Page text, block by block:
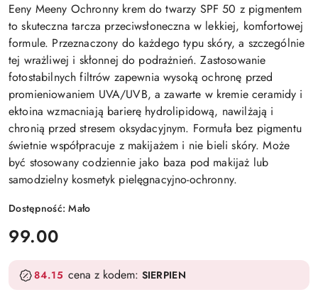
Eeny Meeny Ochronny krem do twarzy SPF 50 z pigmentem
to skuteczna tarcza przeciwsłoneczna w lekkiej, komfortowej
formule. Przeznaczony do każdego typu skóry, a szczególnie
tej wrażliwej i skłonnej do podrażnień. Zastosowanie
fotostabilnych filtrów zapewnia wysoką ochronę przed
promieniowaniem UVA/UVB, a zawarte w kremie ceramidy i
ektoina wzmacniają barierę hydrolipidową, nawilżają i
chronią przed stresem oksydacyjnym. Formuła bez pigmentu
świetnie współpracuje z makijażem i nie bieli skóry. Może
być stosowany codziennie jako baza pod makijaż lub
samodzielny kosmetyk pielęgnacyjno-ochronny.
Dostępność:Mało
cena:
99.00
84.15 cena z kodem: SIERPIEN